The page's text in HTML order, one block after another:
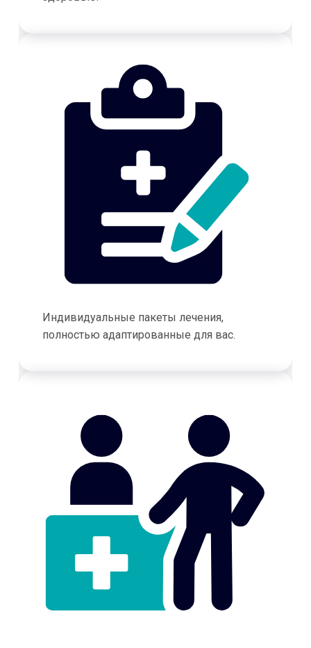
Индивидуальные пакеты лечения,
полностью адаптированные для вас.